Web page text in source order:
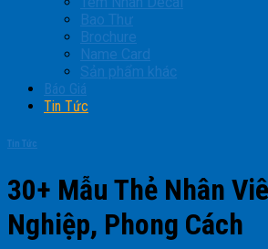
Bao Thư
Brochure
Name Card
Sản phẩm khác
Báo Giá
Tin Tức
Tin Tức
30+ Mẫu Thẻ Nhân
Nghiệp, Phong Cách